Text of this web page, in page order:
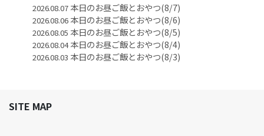
2026.08.07本日のお昼ご飯とおやつ(8/7)
2026.08.06本日のお昼ご飯とおやつ(8/6)
2026.08.05 本日のお昼ご飯とおやつ(8/5)
2026.08.04本日のお昼ご飯とおやつ(8/4)
2026.08.03 本日のお昼ご飯とおやつ(8/3)
SITE MAP